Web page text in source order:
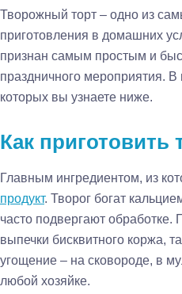
Творожный торт – одно из
приготовления в домашних
признан самым простым и
праздничного мероприятия. В
которых вы узнаете ниже.
Как
Главным ингредиентом, из
продукт. Творог богат
часто подвергают
выпечки бисквитного коржа,
угощение – на сковороде, в
любой хозяйке.